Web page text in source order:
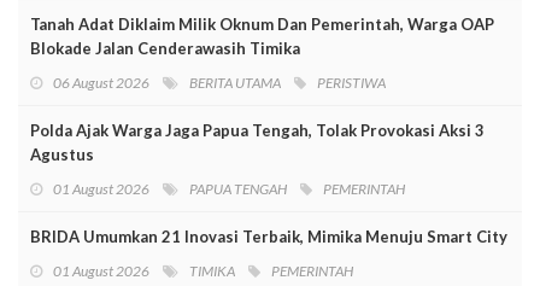
Tanah Adat Diklaim Milik Oknum Dan Pemerintah, Warga OAP
Blokade Jalan Cenderawasih Timika
06 August 2026 BERITA UTAMA PERISTIWA
Polda Ajak Warga Jaga Papua Tengah, Tolak Provokasi Aksi 3
Agustus
01 August 2026 PAPUA TENGAH PEMERINTAH
BRIDA Umumkan 21 Inovasi Terbaik, Mimika Menuju Smart City
01 August 2026 TIMIKA PEMERINTAH